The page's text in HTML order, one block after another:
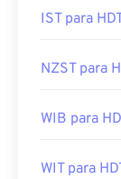
IST para
NZST para
WIB para
WIT para